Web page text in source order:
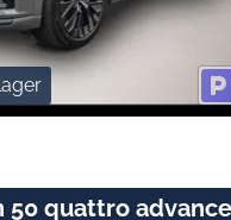
50 quattro